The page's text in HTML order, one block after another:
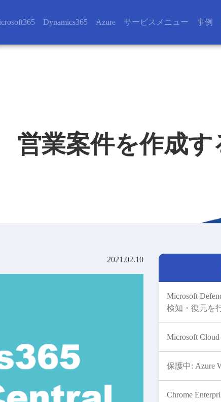
Dynamics365 Azure サービスメニュー 事例
営業案件を作成す
2021.02.10
Microsoft
検知・復元を
Microsoft
保護中: Azure
Chrome